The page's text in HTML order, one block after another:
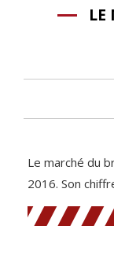
LE
Le marché du
2016. Son